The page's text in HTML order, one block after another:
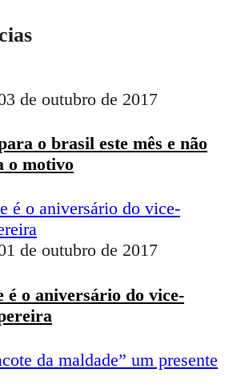
de outubro de 2017
o brasil este mês e não
o motivo
de outubro de 2017
é o aniversário do vice-